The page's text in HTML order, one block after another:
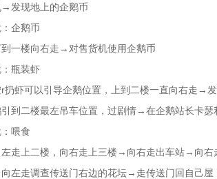
→发现地上的企鹅币
企鹅币
一楼向右走→对售货机使用企鹅币
瓶装虾
扔虾可以引导企鹅位置，上到二楼一直向右走→
到二楼最左吊车位置，过剧情→在企鹅站长卡瑟
喂食
走上二楼，向右走上三楼→向右走出车站→向
左走调查传送门右边的花坛→走传送门回自己屋